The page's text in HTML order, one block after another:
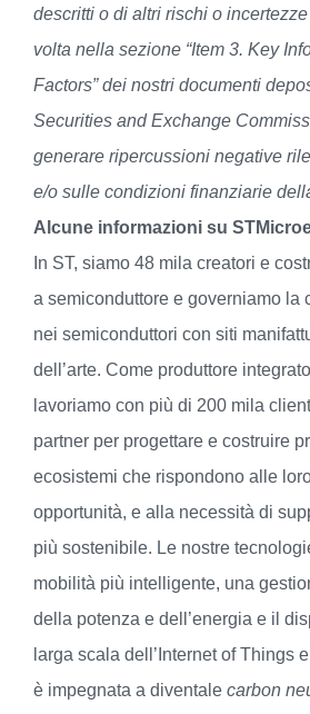
descritti o di altri rischi o
volta nella sezione “Item 3. Key
Factors” dei nostri documenti
Securities and Exchange
generare ripercussioni negative
e/o sulle condizioni finanziarie
Alcune informazioni su
In ST, siamo 48 mila creatori e
a semiconduttore e governiamo la
nei semiconduttori con siti
dell’arte. Come produttore
lavoriamo con più di 200 mila
partner per progettare e costruire
ecosistemi che rispondono alle
opportunità, e alla necessità di
più sostenibile. Le nostre
mobilità più intelligente, una
della potenza e dell’energia e il
larga scala dell’Internet of Things
è impegnata a diventale carbon